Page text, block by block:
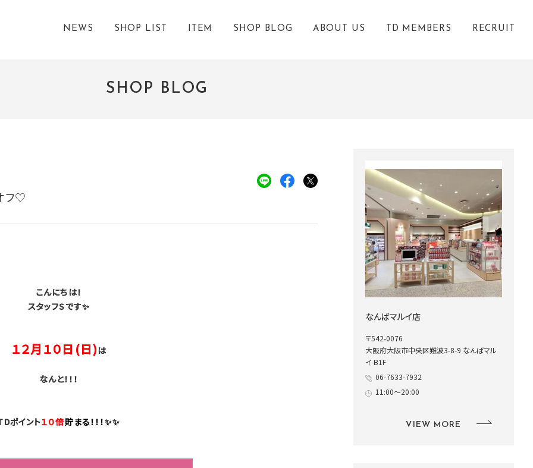
NEWS SHOP LIST ITEM SHOP BLOG ABOUT US TD MEMBERS RECRUIT
SHOP BLOG
フ♡
こんにちは！
スタッフSです✨
１２月１０日(日)は
なんと！！！
ポイント１０倍貯まる！！！✨✨
なんばマルイ店
〒542-0076
大阪府大阪市中央区難波3-8-9 なんばマル
イ B1F
06-7633-7932
11:00～20:00
VIEW MORE